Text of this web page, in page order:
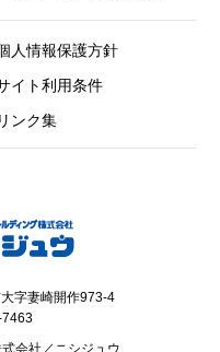
字妻崎開作973-4
人情報保護方針
イト利用条件
リンク集